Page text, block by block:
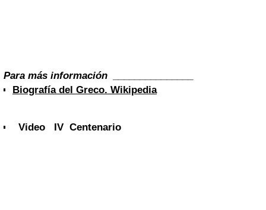
Para más información _______________
Biografía del Greco. Wikipedia
Video IV Centenario